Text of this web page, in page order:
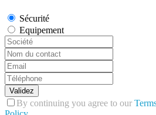
Sécurité
Equipement
Validez
By continuing you agree to our